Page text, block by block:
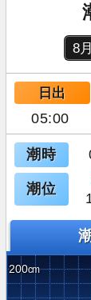
日出
05:00
潮時
潮位
200